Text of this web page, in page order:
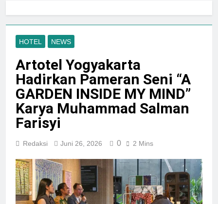
Agustus 2026 Dengan Tema
Nation Heritage
Plaza Ambarrukmo Rayakan
Hingga 80% Dan Rangkaian
Event Spesial
HOTEL NEWS
Artotel Yogyakarta
Hadirkan Pameran Seni “A
GARDEN INSIDE MY MIND”
Karya Muhammad Salman
Farisyi
Redaksi Juni 26, 2026 0 2 Mins